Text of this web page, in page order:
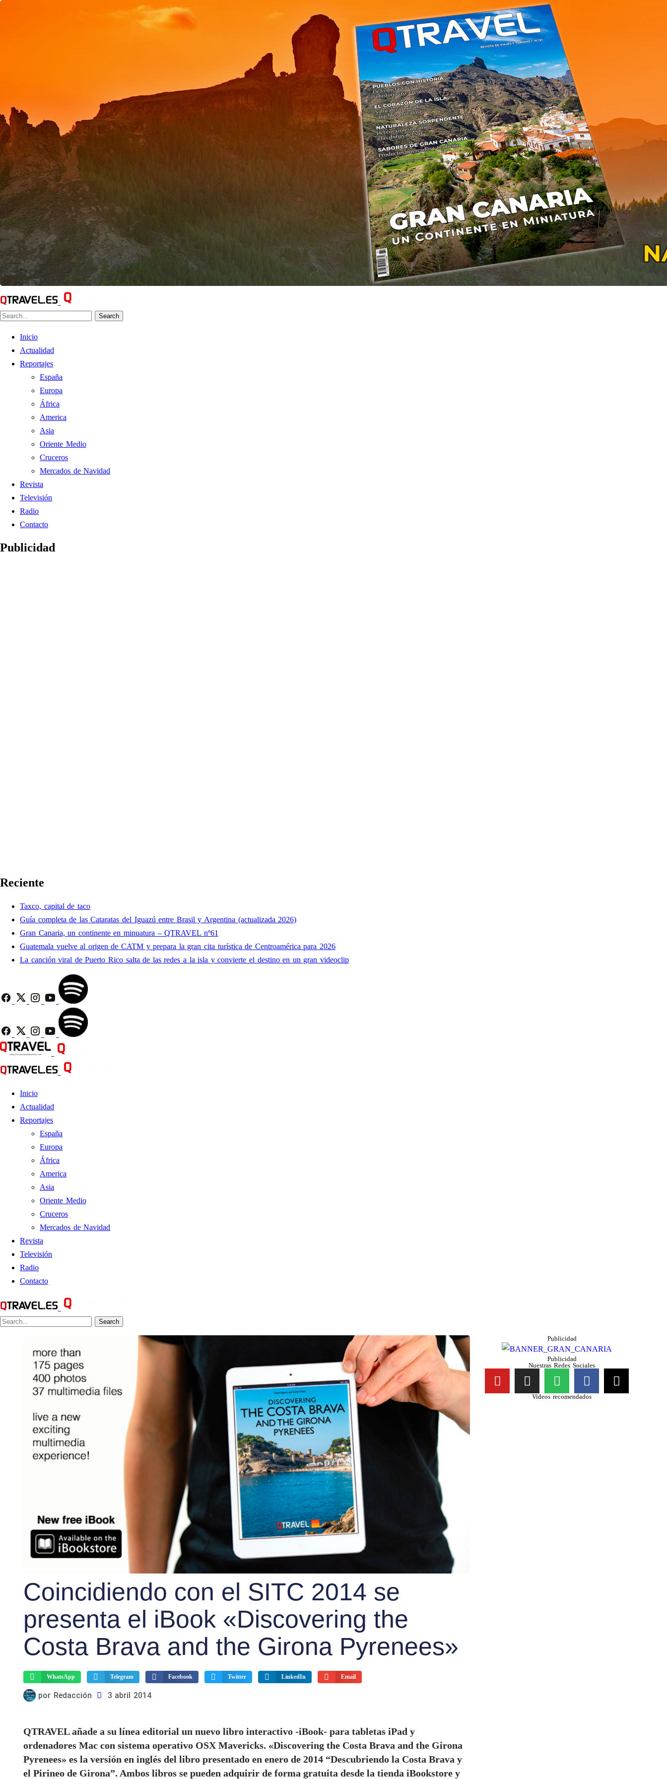
Search
Inicio
Actualidad
Reportajes
España
Europa
África
America
Asia
Oriente Medio
Cruceros
Mercados de Navidad
Revista
Televisión
Radio
Contacto
Publicidad
Reciente
Taxco, capital de taco
Guía completa de las Cataratas del Iguazú entre Brasil y Argentina (actualizada 2026)
Gran Canaria, un continente en minuatura – QTRAVEL nº61
Guatemala vuelve al origen de CATM y prepara la gran cita turística de Centroamérica para 2026
La canción viral de Puerto Rico salta de las redes a la isla y convierte el destino en un gran videoclip
Inicio
Actualidad
Reportajes
España
Europa
África
America
Asia
Oriente Medio
Cruceros
Mercados de Navidad
Revista
Televisión
Radio
Contacto
Search
Coincidiendo con el SITC 2014 se
presenta el iBook «Discovering the
Costa Brava and the Girona Pyrenees»
WhatsApp Telegram Facebook Twitter LinkedIn Email
por Redacción 3 abril 2014
QTRAVEL añade a su línea editorial un nuevo libro interactivo -iBook- para tabletas iPad y
ordenadores Mac con sistema operativo OSX Mavericks. «Discovering the Costa Brava and the Girona
Pyrenees» es la versión en inglés del libro presentado en enero de 2014 “Descubriendo la Costa Brava y
el Pirineo de Girona”. Ambos libros se pueden adquirir de forma gratuita desde la tienda iBookstore y
Publicidad
Publicidad
Nuestras Redes Sociales
Videos recomendados